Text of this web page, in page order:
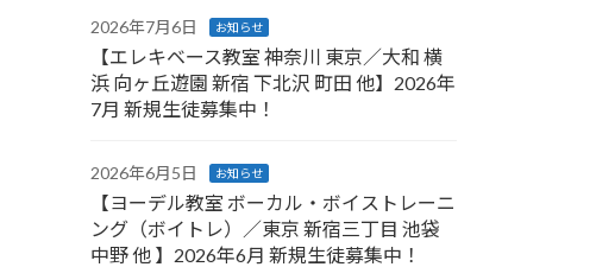
2026年7月6日 お知らせ
【エレキベース教室 神奈川 東京／大和 横
浜 向ヶ丘遊園 新宿 下北沢 町田 他】2026年
7月 新規生徒募集中！
2026年6月5日 お知らせ
【ヨーデル教室 ボーカル・ボイストレーニ
ング（ボイトレ）／東京 新宿三丁目 池袋
中野 他 】2026年6月 新規生徒募集中！